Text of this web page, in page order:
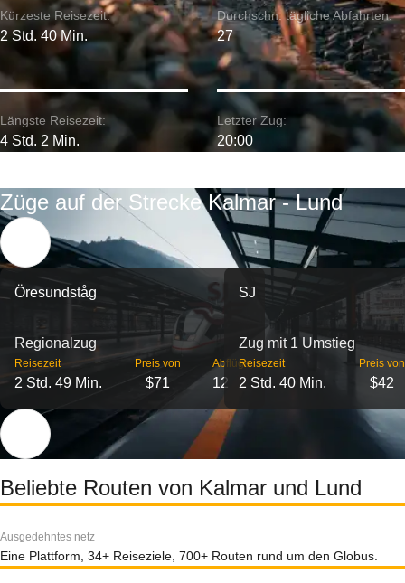
Kürzeste Reisezeit:
2 Std. 40 Min.
Längste Reisezeit:
4 Std. 2 Min.
Durchschn. tägliche Abfahrten:
27
Letzter Zug:
20:00
Züge auf der Strecke Kalmar - Lund
Öresundståg
Regionalzug
Reisezeit
2 Std. 49 Min.
Preis von
$71
Abflüge
12
SJ
Zug mit 1 Umstieg
Reisezeit
2 Std. 40 Min.
Preis von
$42
Beliebte Routen von Kalmar und Lund
Ausgedehntes netz
Eine Plattform, 34+ Reiseziele, 700+ Routen rund um den Globus.